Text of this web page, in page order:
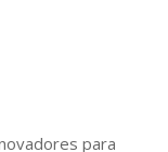
para